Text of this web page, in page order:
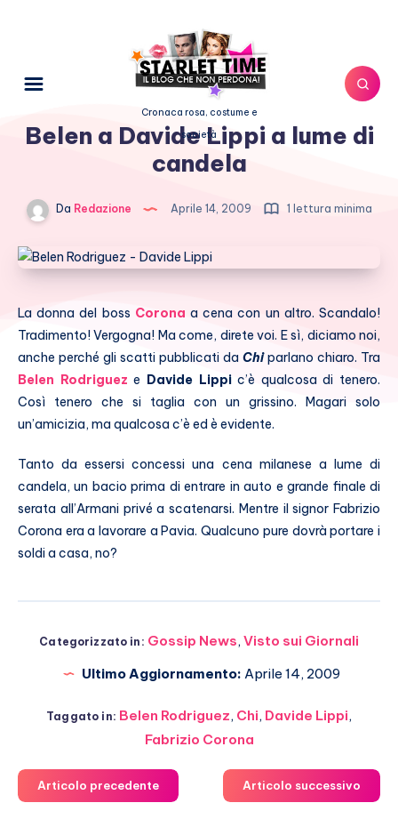
Cronaca rosa, costume e
società
Belen a Davide Lippi a lume di
candela
Da Redazione Aprile 14, 2009 1 lettura minima
La donna del boss Corona a cena con un altro. Scandalo!
Tradimento! Vergogna! Ma come, direte voi. E sì, diciamo noi,
anche perché gli scatti pubblicati da Chiparlano chiaro. Tra
Belen Rodriguez e Davide Lippic’è qualcosa di tenero.
Così tenero che si taglia con un grissino. Magari solo
un’amicizia, ma qualcosa c’è ed è evidente.
Tanto da essersi concessi una cena milanese a lume di
candela, un bacio prima di entrare in auto e grande finale di
serata all’Armani privé a scatenarsi. Mentre il signor Fabrizio
Corona era a lavorare a Pavia. Qualcuno pure dovrà portare i
soldi a casa, no?
Categorizzato in: Gossip News, Visto sui Giornali
Ultimo Aggiornamento: Aprile 14, 2009
Taggato in: Belen Rodriguez, Chi, Davide Lippi,
Fabrizio Corona
Articolo precedente Articolo successivo